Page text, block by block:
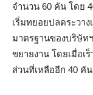
จำนวน 60 คัน โดย
เริ่มทยอยปลดระวา
มาตรฐานของบริษัท
ขยายงาน โดยเมื่อเ
ส่วนที่เหลืออีก 40 คั